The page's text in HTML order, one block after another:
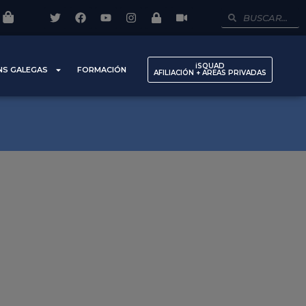
GALEGAS FORMACIÓN iSQUAD
AFILIACIÓN + AREAS PRIVADAS